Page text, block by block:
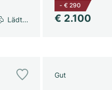
Lädt... € 2.100
- € 290
Gut